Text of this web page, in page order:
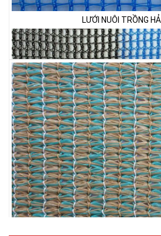
LƯỚI CHẮN GIÓ
LƯỚI CHE NẮNG